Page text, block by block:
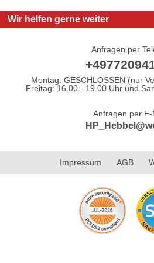
Wir helfen gerne weiter
Anfragen per
Montag: GESCHLOSSEN (nur
Freitag: 16.00 - 19.00 Uhr und
Anfragen per E-
Impressum AGB